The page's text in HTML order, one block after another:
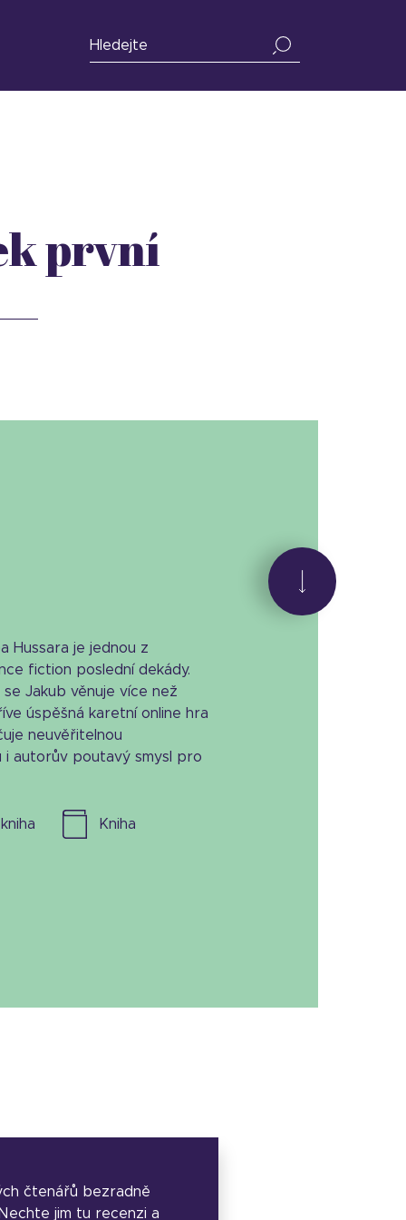
první
Hussara je jednou z
fiction poslední dekády.
Jakub věnuje více než
úspěšná karetní online hra
neuvěřitelnou
autorův poutavý smysl pro
kniha kniha
čtenářů bezradně
jim tu recenzi a